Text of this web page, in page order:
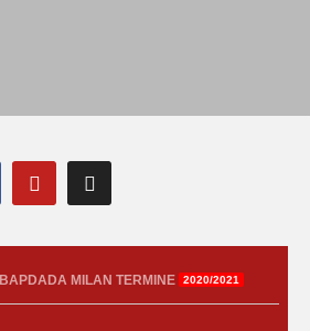
BAPDADA MILAN TERMINE 2020/2021